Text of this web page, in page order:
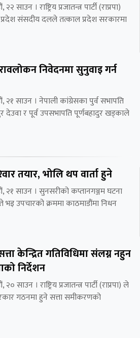
साउन । राष्ट्रिय प्रजातन्त्र पार्टी (राप्रपा)
संसदीय दलले तत्काल प्रदेश सरकारमा
निवेदनमा सुनुवाइ गर्न
२१ साउन । नेपाली कांग्रेसका पुर्व सभापति
देउवा र पूर्व उपसभापति पूर्णबहादुर खड्काले
तयार, भोलि थप वार्ता हुने
२१ साउन । सुनसरीको कप्तानगञ्जम घटना
भइ उपचारको क्रममा काठमाडौंमा निधन
केन्द्रित गतिविधिमा संलग्न नहुन
निर्देशन
साउन । राष्ट्रिय प्रजातन्त्र पार्टी (राप्रपा) ले
गठनमा हुने सत्ता समीकरणको